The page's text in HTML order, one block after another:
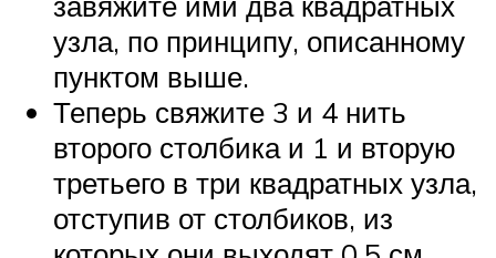
узла, по принципу, описанному
пунктом выше.
Теперь свяжите 3 и 4 нить
второго столбика и 1 и вторую
третьего в три квадратных узла,
отступив от столбиков, из